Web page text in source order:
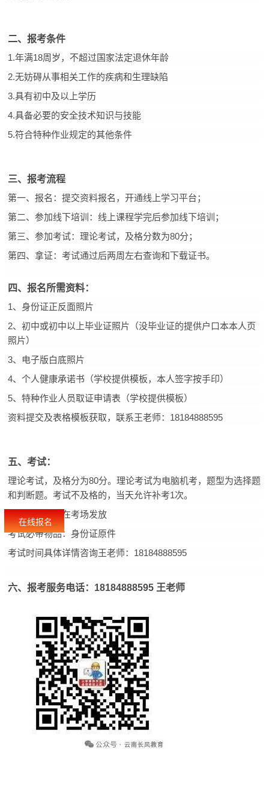
二、报考条件
1.年满18周岁，不超过国家法定退休年龄
2.无妨碍从事相关工作的疾病和生理缺陷
3.具有初中及以上学历
4.具备必要的安全技术知识与技能
5.符合特种作业规定的其他条件
三、报考流程
第一、报名：提交资料报名，开通线上学习平台；
第二、参加线下培训：线上课程学完后参加线下培训；
第三、参加考试：理论考试，及格分数为80分；
第四、拿证：考试通过后两周左右查询和下载证书。
四、报名所需资料：
1、身份证正反面照片
2、初中或初中以上毕业证照片（没毕业证的提供户口本本人页
照片）
3、电子版白底照片
4、个人健康承诺书（学校提供模板，本人签字按手印）
5、特种作业人员取证申请表（学校提供模板）
资料提交及表格模板获取，联系王老师：18184888595
五、考试：
理论考试，及格分为80分。理论考试为电脑机考，题型为选择题
和判断题。考试不及格的，当天允许补考1次。
准考证：考前在考场发放
考试必带物品：身份证原件
考试时间具体详情咨询王老师：18184888595
六、报考服务电话：18184888595 王老师
在线报名